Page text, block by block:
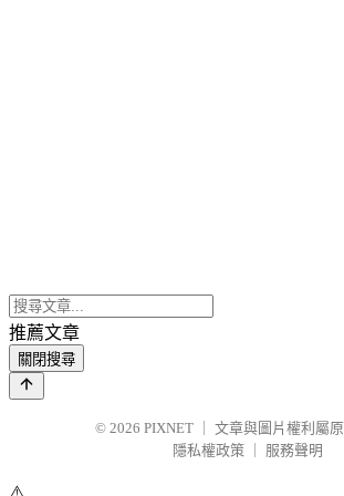
推薦文章
關閉搜尋
© 2026 PIXNET
文章與圖片權利屬
隱私權政策
服務聲明
⚠️